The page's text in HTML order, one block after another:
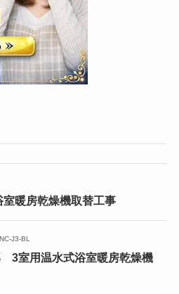
暖房乾燥機取替工事
J3-BL
室用温水式浴室暖房乾燥機